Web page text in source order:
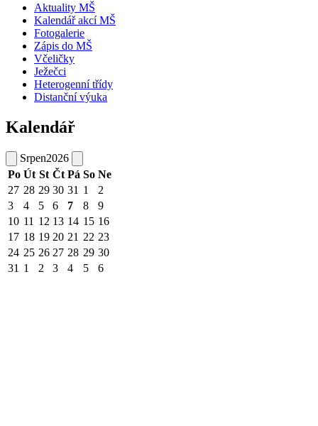
Aktuality MŠ
Kalendář akcí MŠ
Fotogalerie
Zápis do MŠ
Včeličky
Ježečci
Heterogenní třídy
Distanční výuka
Kalendář
Srpen2026
Po Út St Čt Pá So Ne
27 28 29 30 31 1
2
3
4 5 6 7 8
9
10 11 12 13 14 15 16
17 18 19 20 21 22 23
24 25 26 27 28 29 30
31 1 2 3 4 5 6